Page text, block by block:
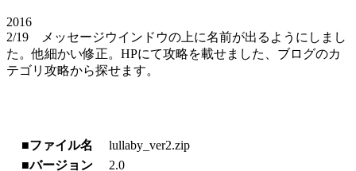
2016
2/19 メッセージウインドウの上に名前が出るようにしまし
た。他細かい修正。HPにて攻略を載せました、ブログのカ
テゴリ攻略から探せます。
■ファイル名
lullaby_ver2.zip
■バージョン
2.0